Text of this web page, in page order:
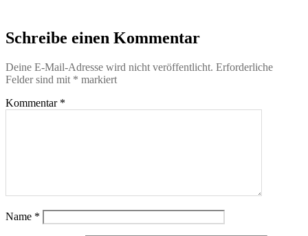
Schreibe einen Kommentar
Deine E-Mail-Adresse wird nicht veröffentlicht. Erforderliche
Felder sind mit * markiert
Kommentar *
Name *